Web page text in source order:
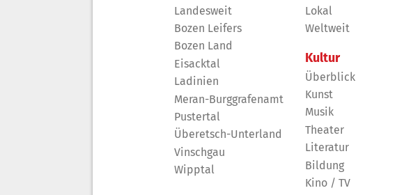
Landesweit
Bozen Leifers
Bozen Land
Eisacktal
Ladinien
Meran-Burggrafenamt
Pustertal
Überetsch-Unterland
Vinschgau
Wipptal
Lokal
Weltweit
Kultur
Überblick
Kunst
Musik
Theater
Literatur
Bildung
Kino / TV